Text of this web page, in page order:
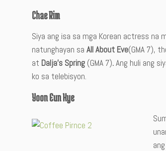
Chae Rim
Siya ang isa sa mga Korean actress na
natunghayan sa All About Eve(GMA 7),
at Dalja’s Spring (GMA 7).Ang huli ang
ko sa telebisyon.
Yoon Eun Hye